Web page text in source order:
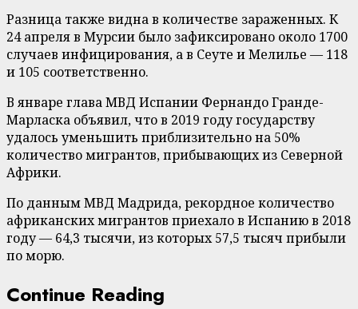
Разница также видна в количестве зараженных. К
24 апреля в Мурсии было зафиксировано около 1700
случаев инфицирования, а в Сеуте и Мелилье — 118
и 105 соответственно.
В январе глава МВД Испании Фернандо Гранде-
Марласка объявил, что в 2019 году государству
удалось уменьшить приблизительно на 50%
количество мигрантов, прибывающих из Северной
Африки.
По данным МВД Мадрида, рекордное количество
африканских мигрантов приехало в Испанию в 2018
году — 64,3 тысячи, из которых 57,5 тысяч прибыли
по морю.
Continue Reading